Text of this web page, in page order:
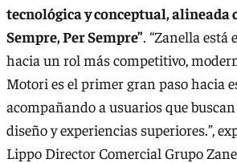
tecnológica y conceptual, alineada
Sempre, Per Sempre”. “Zanella está
hacia un rol más competitivo,
Motori es el primer gran paso hacia
acompañando a usuarios que
diseño y experiencias superiores.”,
Lippo Director Comercial Grupo